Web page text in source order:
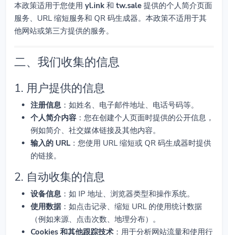
本政策适用于您使用 yl.ink 和 tw.sale 提供的个人简介页面
服务、URL 缩短服务和 QR 码生成器。本政策不适用于其
他网站或第三方提供的服务。
二、我们收集的信息
1. 用户提供的信息
注册信息 ：如姓名、电子邮件地址、电话号码等。
个人简介内容 ：您在创建个人页面时提供的公开信息，
例如简介、社交媒体链接及其他内容。
输入的 URL：您使用 URL 缩短或 QR 码生成器时提供
的链接。
2. 自动收集的信息
设备信息 ：如 IP 地址、浏览器类型和操作系统。
使用数据 ：如点击记录、缩短 URL 的使用统计数据
（例如来源、点击次数、地理分布）。
Cookies 和其他跟踪技术 ：用于分析网站流量和使用行